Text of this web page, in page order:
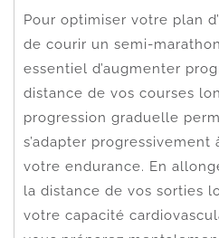
Pour optimiser votre plan
de courir un semi-
essentiel d’augmenter
distance de vos courses
progression graduelle
s’adapter progressivement
votre endurance. En
la distance de vos sorties
votre capacité